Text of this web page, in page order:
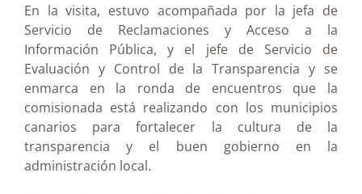
En la visita, estuvo acompañada por la jefa de
Servicio de Reclamaciones y Acceso a la
Información Pública, y el jefe de Servicio de
Evaluación y Control de la Transparencia y se
enmarca en la ronda de encuentros que la
comisionada está realizando con los municipios
canarios para fortalecer la cultura de la
transparencia y el buen gobierno en la
administración local.